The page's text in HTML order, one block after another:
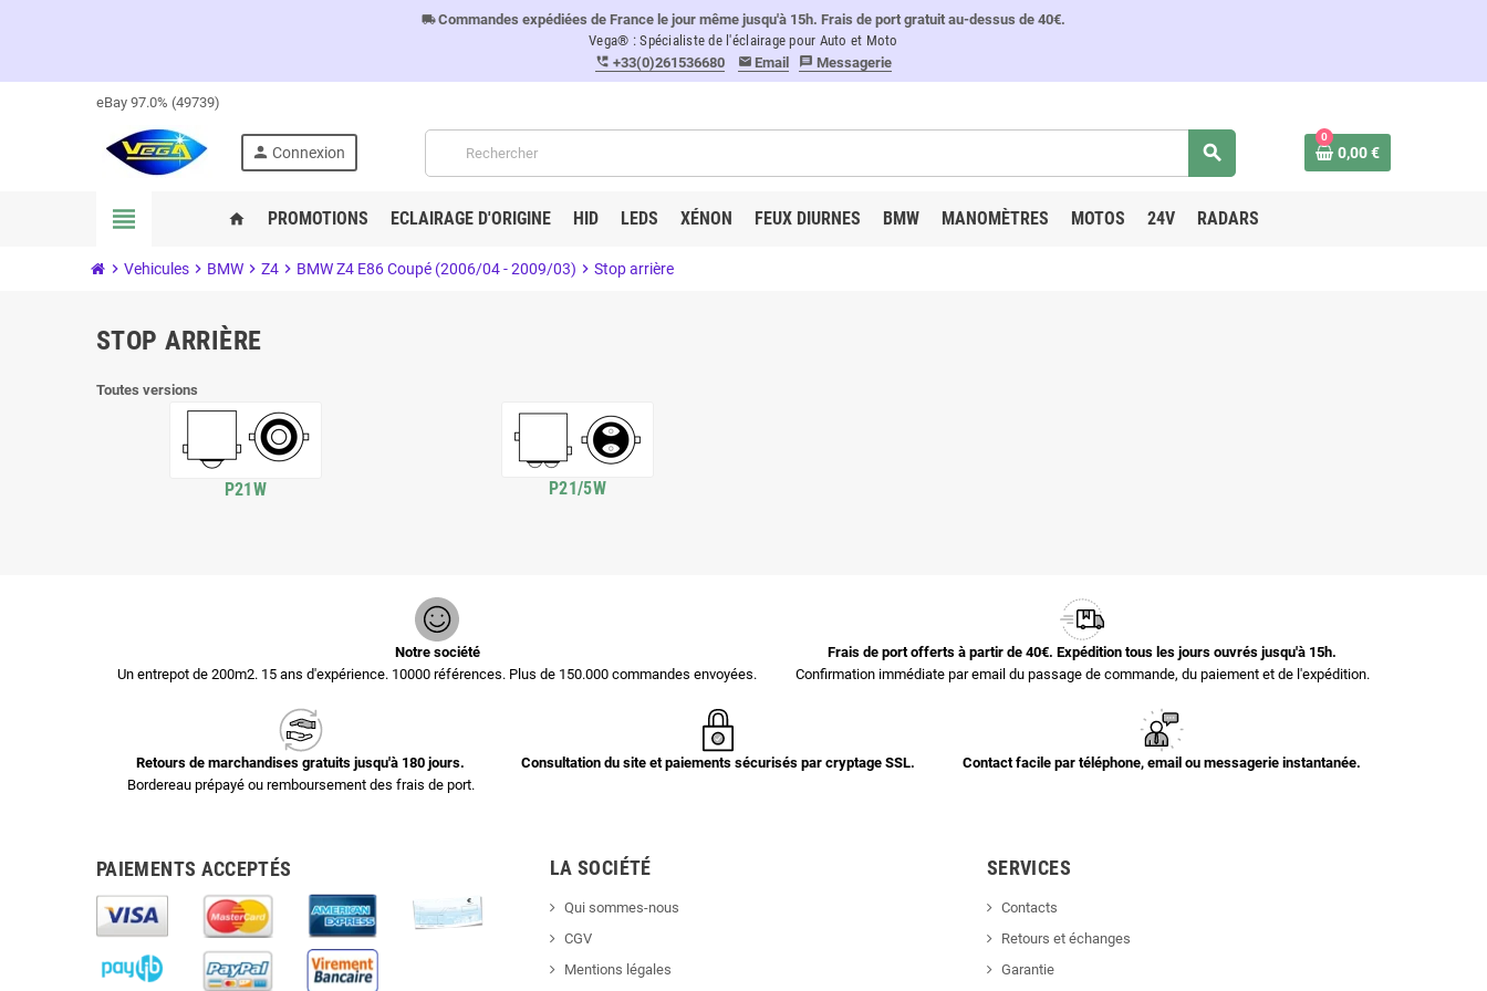
local_shippingCommandes expédiées de France le jour même jusqu'à 15h. Frais de port gratuit au-dessus de 40€.
Vega® : Spécialiste de l'éclairage pour Auto et Moto
perm_phone_msg +33(0)261536680 email Email message Messagerie
eBay 97.0% (49739)
person Connexion search
0
0,00 €
view_headline home PROMOTIONS ECLAIRAGE D'ORIGINE HID LEDS XÉNON FEUX DIURNES BMW MANOMÈTRES MOTOS 24V RADARS
chevron_right Vehicules chevron_right BMW chevron_right Z4 chevron_right BMW Z4 E86 Coupé (2006/04 - 2009/03) chevron_right Stop arrière
STOP ARRIÈRE
Toutes versions
P21W P21/5W
Notre société
Un entrepot de 200m2. 15 ans d'expérience. 10000 références. Plus de 150.000 commandes envoyées.
Frais de port offerts à partir de 40€. Expédition tous les jours ouvrés jusqu'à 15h.
Confirmation immédiate par email du passage de commande, du paiement et de l'expédition.
Retours de marchandises gratuits jusqu'à 180 jours.
Bordereau prépayé ou remboursement des frais de port.
Consultation du site et paiements sécurisés par cryptage SSL. Contact facile par téléphone, email ou messagerie instantanée.
PAIEMENTS ACCEPTÉS LA SOCIÉTÉ
Qui sommes-nous
CGV
Mentions légales
SERVICES
Contacts
Retours et échanges
Garantie